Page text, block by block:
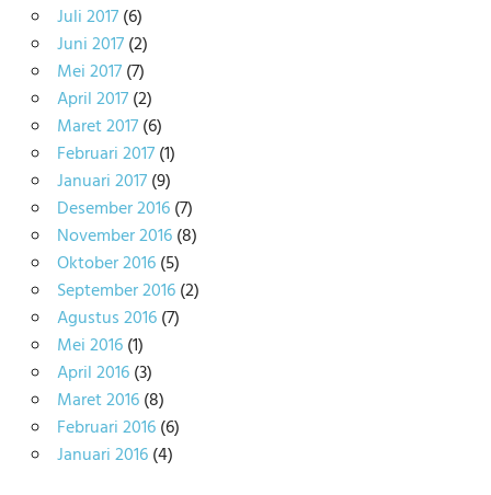
Juli 2017(6)
Juni 2017(2)
Mei 2017(7)
April 2017(2)
Maret 2017(6)
Februari 2017(1)
Januari 2017(9)
Desember 2016(7)
November 2016(8)
Oktober 2016(5)
September 2016(2)
Agustus 2016(7)
Mei 2016(1)
April 2016(3)
Maret 2016(8)
Februari 2016(6)
Januari 2016(4)